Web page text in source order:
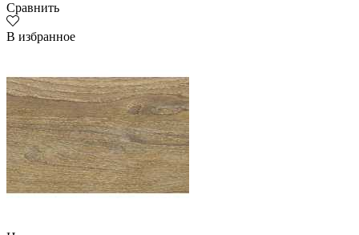
Сравнить
В избранное